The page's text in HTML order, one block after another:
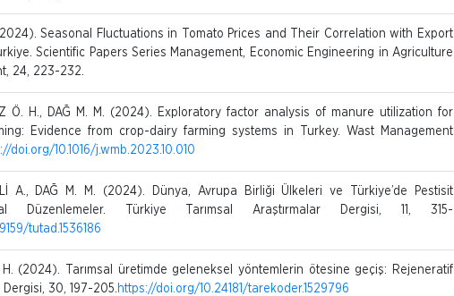
(2024). Seasonal Fluctuations in Tomato Prices and Their Correlation with Export
Scientific Papers Series Management, Economic Engineering in Agriculture
24, 223-232.
Ö. H., DAĞ M. M. (2024). Exploratory factor analysis of manure utilization for
Evidence from crop-dairy farming systems in Turkey. Wast Management
doi.org/10.1016/j.wmb.2023.10.010
A., DAĞ M. M. (2024). Dünya, Avrupa Birliği Ülkeleri ve Türkiye’de Pestisit
Düzenlemeler. Türkiye Tarımsal Araştırmalar Dergisi, 11, 315-
tutad.1536186
H. (2024). Tarımsal üretimde geleneksel yöntemlerin ötesine geçiş: Rejeneratif
Dergisi, 30, 197-205. https://doi.org/10.24181/tarekoder.1529796